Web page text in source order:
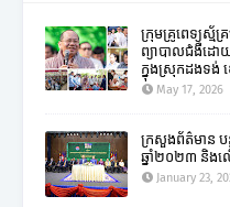
ក្រុមគ្រូពេទ្យស្ម័
ព្យាបាលជំងឺដោយ
ក្នុងស្រុកដងទង់ ខ
May 17, 2026
ក្រសួងព័ត៌មាន ប
ឆ្នាំ២០២៣ និងល
January 23,